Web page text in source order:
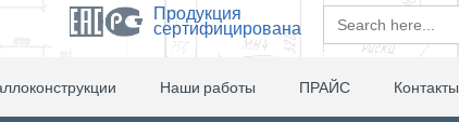
Продукция
сертифицирована
Search
for:
Наши работы ПРАЙС Контакты